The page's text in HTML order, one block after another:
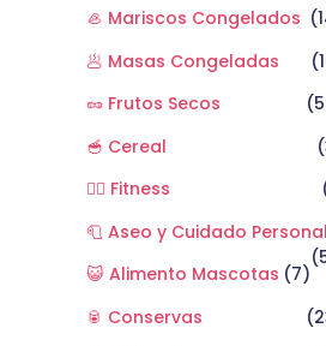
🦪 Mariscos Congelados
🥟 Masas Congeladas
🥜 Frutos Secos
🥣 Cereal
🏋️‍♂️ Fitness
🧻 Aseo y Cuidado Personal
😺 Alimento Mascotas (7)
🥫 Conservas